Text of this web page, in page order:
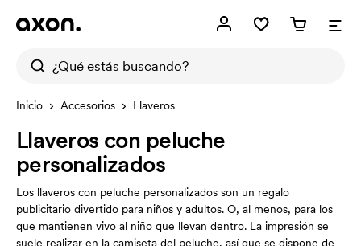
Inicio Accesorios Llaveros
Llaveros con peluche
personalizados
Los llaveros con peluche personalizados son un regalo
publicitario divertido para niños y adultos. O, al menos, para los
que mantienen vivo al niño que llevan dentro. La impresión se
suele realizar en la camiseta del peluche, así que se dispone de